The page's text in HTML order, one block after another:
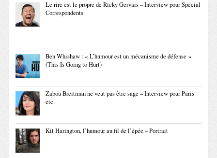
Le rire est le propre de Ricky Gervais – Interview pour Special
Correspondents
Ben Whishaw : « L’humour est un mécanisme de défense »
(This Is Going to Hurt)
Zabou Breitman ne veut pas être sage – Interview pour Paris
etc.
Kit Harington, l’humour au fil de l’épée – Portrait